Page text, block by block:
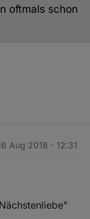
oftmals schon
Aug 2018 - 12:31